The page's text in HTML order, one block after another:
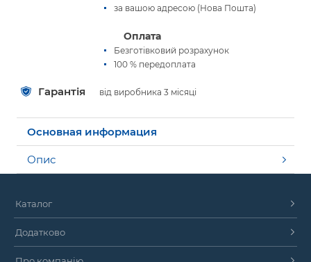
за вашою адресою (Нова Пошта)
Оплата
Безготівковий розрахунок
100 % передоплата
Гарантія від виробника 3 місяці
Основная информация
Опис
Каталог
Додатково